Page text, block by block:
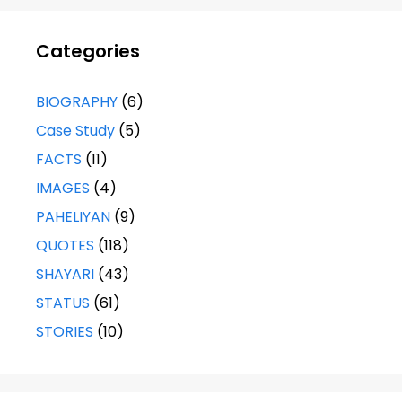
Categories
BIOGRAPHY (6)
Case Study (5)
FACTS (11)
IMAGES (4)
PAHELIYAN (9)
QUOTES (118)
SHAYARI (43)
STATUS (61)
STORIES (10)